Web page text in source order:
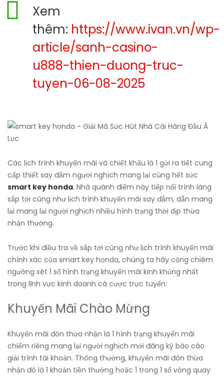
Xem
thêm: https://www.ivan.vn/wp-
article/sanh-casino-
u888-thien-duong-truc-
tuyen-06-08-2025
Các lịch trình khuyến mãi và chiết khấu là 1 gửi ra tiết cung
cấp thiết say đắm người nghịch mang lại cùng hết sức
smart key honda. Nhà quánh điểm này tiếp nối trình làng
sắp tới cũng như lịch trình khuyến mãi say đắm, dẫn mang
lại mang lại người nghịch nhiều hình trạng thời dịp thừa
nhận thưởng.
Trước khi điều tra về sắp tới cũng như lịch trình khuyến mãi
chính xác của smart key honda, chúng ta hãy cộng chiêm
ngưỡng xét 1 số hình trạng khuyến mãi kinh khủng nhất
trong lĩnh vực kinh doanh cá cược trực tuyến:
Khuyến Mãi Chào Mừng
Khuyến mãi đón thừa nhận là 1 hình trạng khuyến mãi
chiếm riêng mang lại người nghịch mới đăng ký báo cáo
giải trình tài khoản. Thông thường, khuyến mãi đón thừa
nhận đó là 1 khoản tiền thưởng hoặc 1 trong 1 số vòng quay